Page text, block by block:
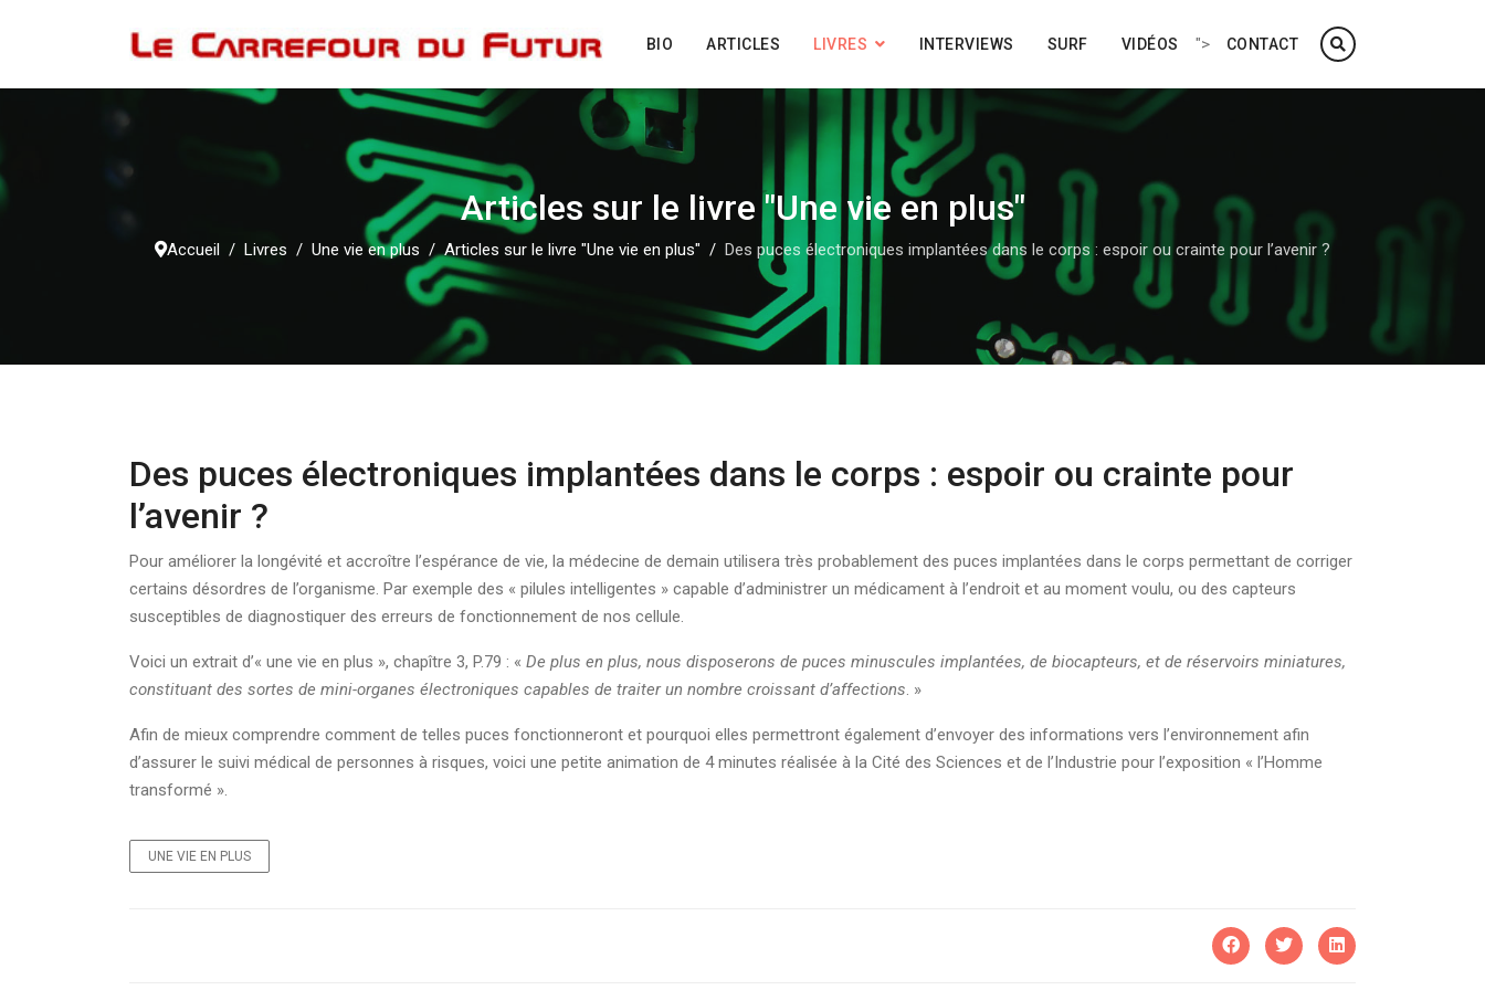
BIO ARTICLES LIVRES INTERVIEWS SURF VIDÉOS "> CONTACT
Articles sur le livre "Une vie en plus"
Accueil Livres Une vie en plus Articles sur le livre "Une vie en plus" Des puces électroniques implantées dans le corps : espoir ou crainte pour l’avenir ?
Des puces électroniques implantées dans le corps : espoir ou crainte pour
l’avenir ?
Pour améliorer la longévité et accroître l’espérance de vie, la médecine de demain utilisera très probablement des puces implantées dans le corps permettant de corriger
certains désordres de l’organisme. Par exemple des « pilules intelligentes » capable d’administrer un médicament à l’endroit et au moment voulu, ou des capteurs
susceptibles de diagnostiquer des erreurs de fonctionnement de nos cellule.
Voici un extrait d’« une vie en plus », chapître 3, P.79 : « De plus en plus, nous disposerons de puces minuscules implantées, de biocapteurs, et de réservoirs miniatures,
constituant des sortes de mini-organes électroniques capables de traiter un nombre croissant d’affections. »
Afin de mieux comprendre comment de telles puces fonctionneront et pourquoi elles permettront également d’envoyer des informations vers l’environnement afin
d’assurer le suivi médical de personnes à risques, voici une petite animation de 4 minutes réalisée à la Cité des Sciences et de l’Industrie pour l’exposition « l’Homme
transformé ».
UNE VIE EN PLUS